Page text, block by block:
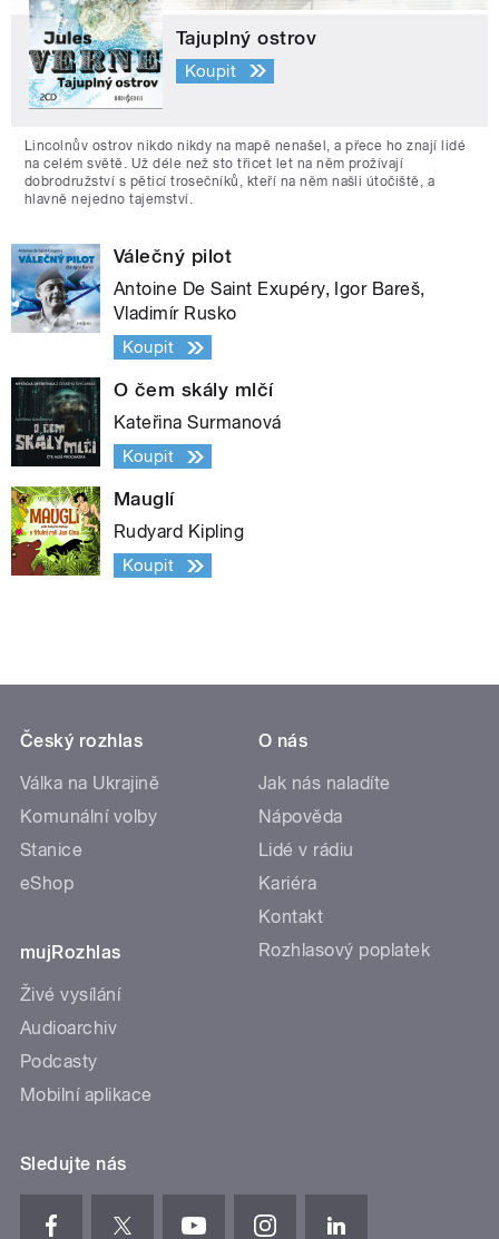
Tajuplný ostrov
Koupit
Lincolnův ostrov nikdo nikdy na mapě nenašel, a přece ho znají lidé
na celém světě. Už déle než sto třicet let na něm prožívají
dobrodružství s pěticí trosečníků, kteří na něm našli útočiště, a
hlavně nejedno tajemství.
Válečný pilot
Antoine De Saint Exupéry, Igor Bareš,
Vladimír Rusko
Koupit
O čem skály mlčí
Kateřina Surmanová
Koupit
Mauglí
Rudyard Kipling
Koupit
Český rozhlas
Válka na Ukrajině
Komunální volby
Stanice
eShop
mujRozhlas
Živé vysílání
Audioarchiv
Podcasty
Mobilní aplikace
O nás
Jak nás naladíte
Nápověda
Lidé v rádiu
Kariéra
Kontakt
Rozhlasový poplatek
Sledujte nás